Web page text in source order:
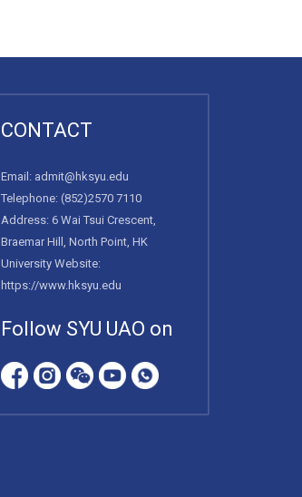
CONTACT
Email: admit@hksyu.edu
Telephone: (852)2570 7110
Address: 6 Wai Tsui Crescent,
Braemar Hill, North Point, HK
University Website:
https://www.hksyu.edu
Follow SYU UAO on